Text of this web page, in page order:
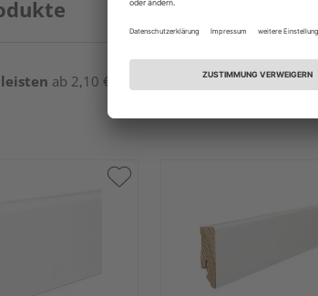
ab 2,10 € / lfm